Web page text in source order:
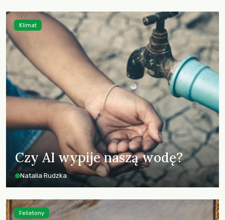
Czy AI wypije naszą wodę?
Natalia Rudzka
Klimat
Felietony